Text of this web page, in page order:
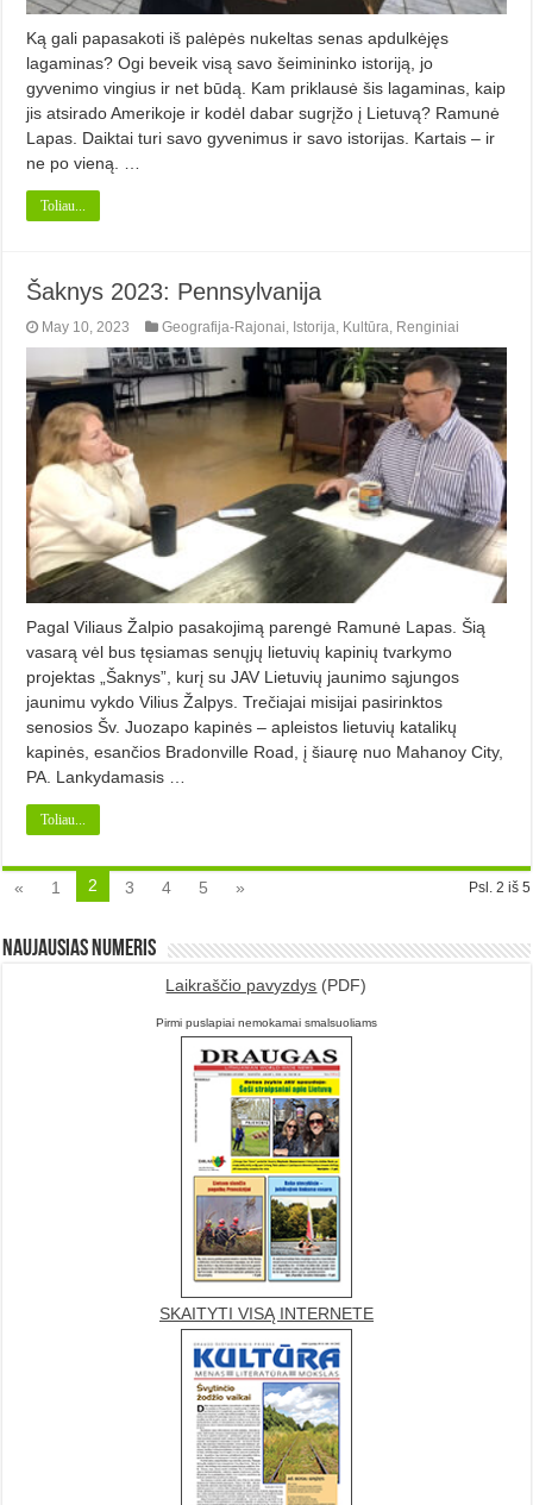
Ką gali papasakoti iš palėpės nukeltas senas apdulkėjęs
lagaminas? Ogi beveik visą savo šeimininko istoriją, jo
gyvenimo vingius ir net būdą. Kam priklausė šis lagaminas, kaip
jis atsirado Amerikoje ir kodėl dabar sugrįžo į Lietuvą? Ramunė
Lapas. Daiktai turi savo gyvenimus ir savo is­torijas. Kartais – ir
ne po vieną. …
Toliau...
Šaknys 2023: Pennsylvanija
May 10, 2023 Geografija-Rajonai, Istorija, Kultūra, Renginiai
Pagal Viliaus Žalpio pasakojimą parengė Ramunė Lapas. Šią
vasarą vėl bus tęsiamas senųjų lietuvių kapinių tvarkymo
projektas „Šaknys”, kurį su JAV Lietuvių jaunimo sąjungos
jaunimu vykdo Vilius Žalpys. Trečiajai misijai pasirinktos
senosios Šv. Juozapo kapinės – apleistos lietuvių katalikų
kapinės, esančios Bradonville Road, į šiaurę nuo Mahanoy City,
PA. Lankydamasis …
Toliau...
Psl. 2 iš 5
« 1 2 3 4 5 »
Naujausias numeris
Laikraščio pavyzdys (PDF)
Pirmi puslapiai nemokamai smalsuoliams
SKAITYTI VISĄ INTERNETE